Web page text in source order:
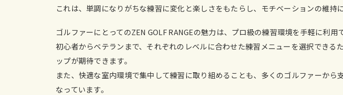
これは、単調になりがちな練習に変化と楽しさをもたらし、モチベーションの維持
ゴルファーにとってのZEN GOLF RANGEの魅力は、プロ級の練習環境を手軽に利用
初心者からベテランまで、それぞれのレベルに合わせた練習メニューを選択できる
ップが期待できます。
また、快適な室内環境で集中して練習に取り組めることも、多くのゴルファーから
なっています。